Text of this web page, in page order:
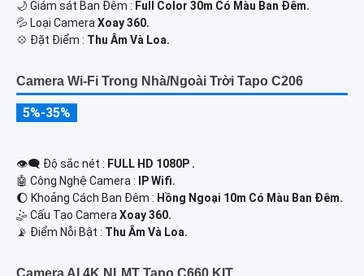
Camera KX-AM6W
✨ Hình Ảnh Sắc nét :Ultra 3k + Sắc Nét .
👍 Công Nghệ Hình Ảnh :IP.
💥 Khi xem thiếu sáng :Full Color 30m Có Màu Ban Ðêm.
🎲 Thiết Kế Camera2 Mắt Trong Nhà.